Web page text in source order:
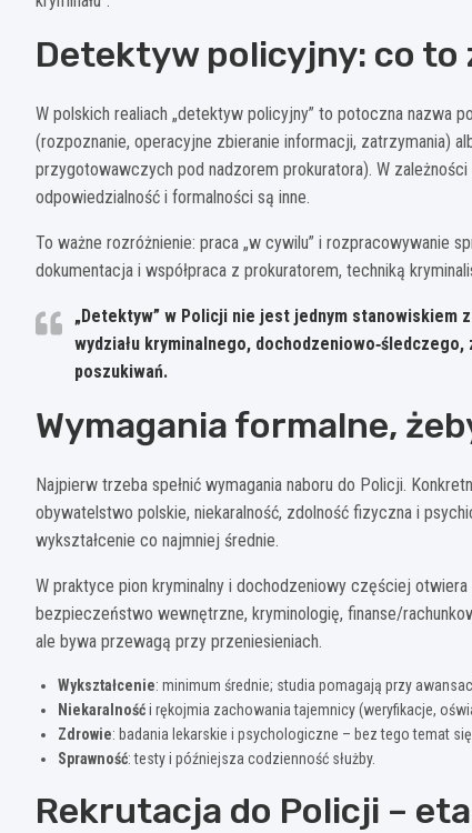
Detektyw policyjny: co to
W polskich realiach „detektyw policyjny” to potoczna nazwa
(rozpoznanie, operacyjne zbieranie informacji, zatrzymania)
przygotowawczych pod nadzorem prokuratora). W
odpowiedzialność i formalności są inne.
To ważne rozróżnienie: praca „w cywilu” i rozpracowywanie
dokumentacja i współpraca z prokuratorem, techniką
„Detektyw” w Policji nie jest jednym stanowiskiem
wydziału kryminalnego, dochodzeniowo‑śledczego,
poszukiwań.
Wymagania formalne,
Najpierw trzeba spełnić wymagania naboru do Policji.
obywatelstwo polskie, niekaralność, zdolność fizyczna i
wykształcenie co najmniej średnie.
W praktyce pion kryminalny i dochodzeniowy częściej
bezpieczeństwo wewnętrzne, kryminologię, finanse/
ale bywa przewagą przy przeniesieniach.
Wykształcenie: minimum średnie; studia pomagają przy
Niekaralnośći rękojmia zachowania tajemnicy (weryfikacje,
Zdrowie: badania lekarskie i psychologiczne – bez tego temat
Sprawność: testy i późniejsza codzienność służby.
Rekrutacja do Policji –